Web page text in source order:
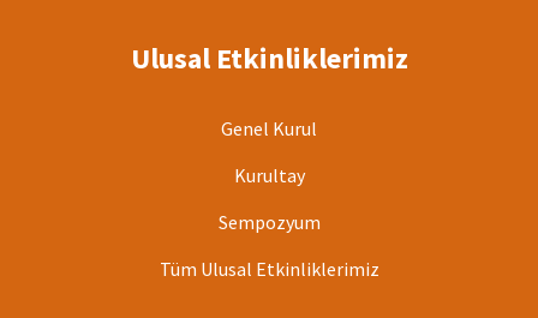
Ulusal Etkinliklerimiz
Genel Kurul
Kurultay
Sempozyum
Tüm Ulusal Etkinliklerimiz